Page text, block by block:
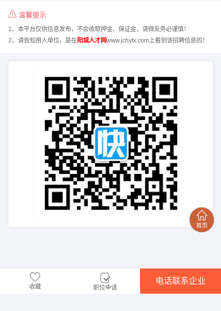
温馨提示
1、本平台仅供信息发布，不会收取押金、保证金，请微友务必谨慎！
2、请告知用人单位，是在阳城人才网www.jchytx.com上看到该招聘信息的！
收藏 职位申请
电话联系企业